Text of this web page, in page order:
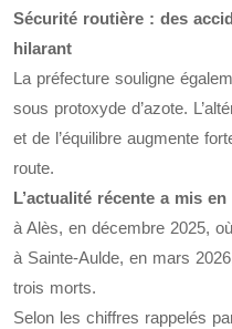
Sécurité routière : des
hilarant
La préfecture souligne
sous protoxyde d’azote.
et de l’équilibre augmente
route.
L’actualité récente a mis
à Alès, en décembre 2025,
à Sainte-Aulde, en mars
trois morts.
Selon les chiffres rappelés